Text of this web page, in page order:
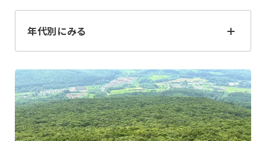
奉仕・ボランティア 派遣
お便り 野営・舎営
年代別にみる
2025 2024
2023 2022